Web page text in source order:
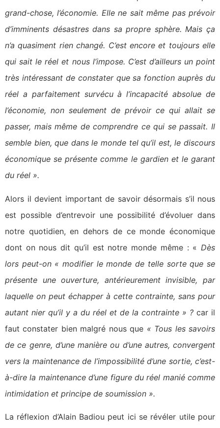
grand-chose, l’économie. Elle ne sait même pas prévoir
d’imminents désastres dans sa propre sphère. Mais ça
n’a quasiment rien changé. C’est encore et toujours elle
qui sait le réel et nous l’impose. C’est d’ailleurs un point
très intéressant de constater que sa fonction auprès du
réel a parfaitement survécu à l’incapacité absolue de
l’économie, non seulement de prévoir ce qui allait se
passer, mais même de comprendre ce qui se passait. Il
semble bien, que dans le monde tel qu’il est, le discours
économique se présente comme le gardien et le garant
du réel ».
Alors il devient important de savoir désormais s’il nous
est possible d’entrevoir une possibilité d’évoluer dans
notre quotidien, en dehors de ce monde économique
dont on nous dit qu’il est notre monde même : « Dès
lors peut-on « modifier le monde de telle sorte que se
présente une ouverture, antérieurement invisible, par
laquelle on peut échapper à cette contrainte, sans pour
autant nier qu’il y a du réel et de la contrainte » ? car il
faut constater bien malgré nous que « Tous les savoirs
de ce genre, d’une manière ou d’une autres, convergent
vers la maintenance de l’impossibilité d’une sortie, c’est-
à-dire la maintenance d’une figure du réel manié comme
intimidation et principe de soumission ».
La réflexion d’Alain Badiou peut ici se révéler utile pour